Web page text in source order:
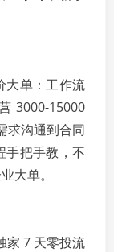
大单：工作流
3000-15000
求沟通到合同
手把手教，不
大单。
家 7 天零投流